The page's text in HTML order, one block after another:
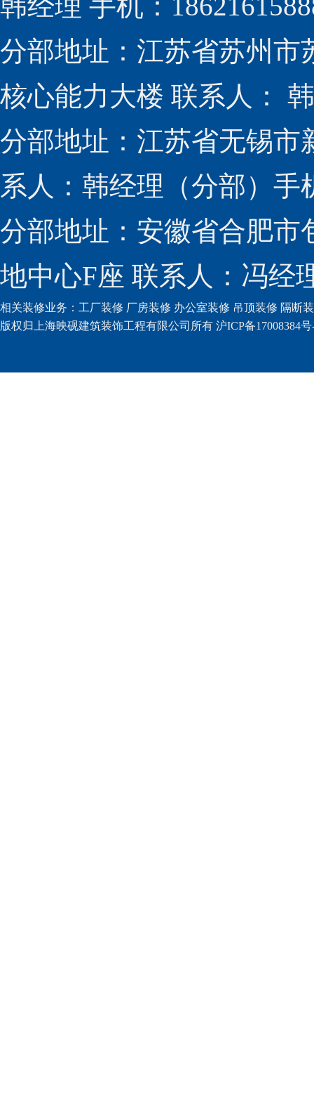
分部地址：江苏省苏州市
核心能力大楼 联系人：
分部地址：江苏省无锡市
系人：韩经理（分部）手
分部地址：安徽省合肥市
地中心F座 联系人：冯经
相关装修业务： 工厂装修 厂房装修 办公室装修 吊顶装修 隔断
版权归上海映砚建筑装饰工程有限公司所有 沪ICP备17008384号